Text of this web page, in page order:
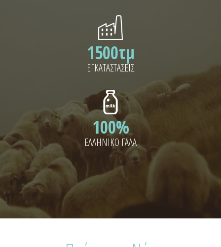
1500τμ
ΕΓΚΑΤΑΣΤΑΣΕΙΣ
100%
ΕΛΛΗΝΙΚΟ ΓΑΛΑ